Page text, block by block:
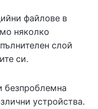
файлове в
няколко
слой
си.
безпроблемна
устройства.